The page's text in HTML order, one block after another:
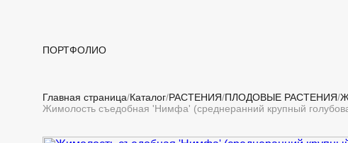
ПОРТФОЛИО
РАСТЕНИЯ
САДОВЫЕ
ОЗЕЛЕНЕНИЕ
ПРОЕКТИРОВАНИЕ
Главная страница Каталог РАСТЕНИЯ ПЛОДОВЫЕ РАСТЕНИЯ
Жимолость съедобная 'Нимфа' (среднеранний крупный